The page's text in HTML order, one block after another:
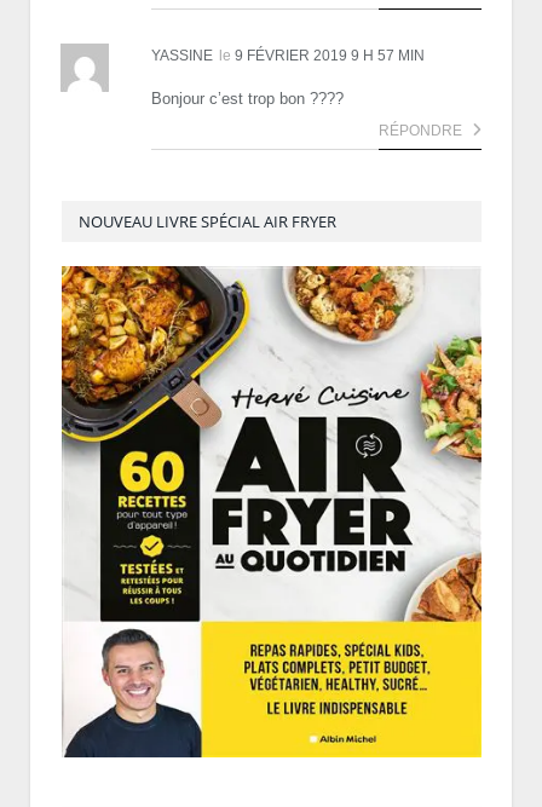
YASSINE le 9 FÉVRIER 2019 9 H 57 MIN
Bonjour c’est trop bon ????
RÉPONDRE
NOUVEAU LIVRE SPÉCIAL AIR FRYER